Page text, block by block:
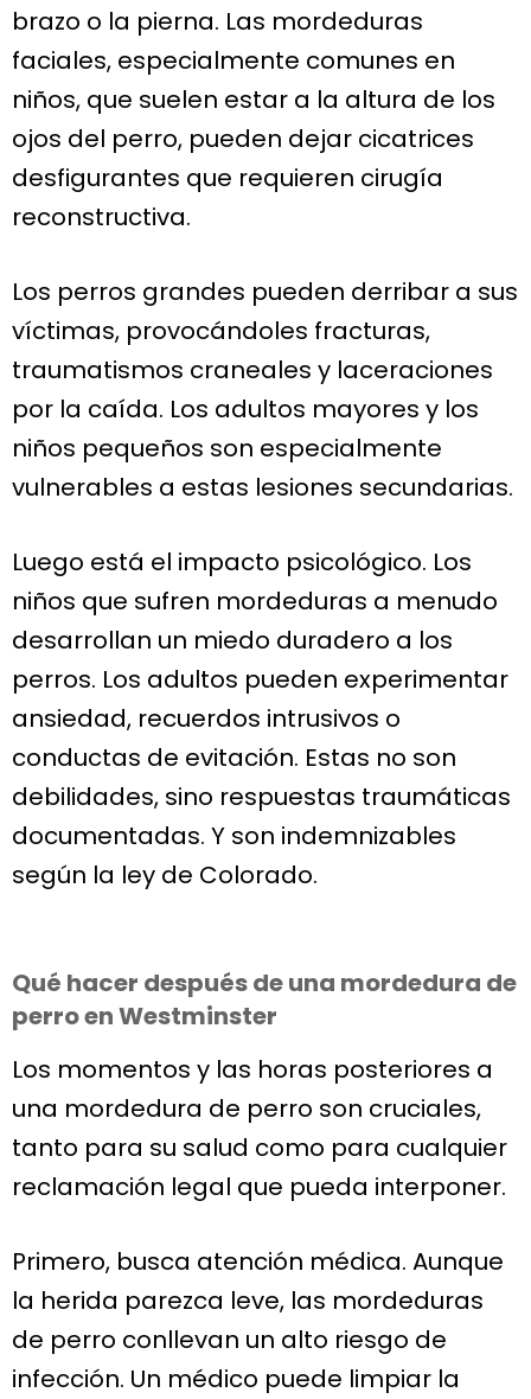
brazo o la pierna. Las mordeduras
faciales, especialmente comunes en
niños, que suelen estar a la altura de los
ojos del perro, pueden dejar cicatrices
desfigurantes que requieren cirugía
reconstructiva.
Los perros grandes pueden derribar a sus
víctimas, provocándoles fracturas,
traumatismos craneales y laceraciones
por la caída. Los adultos mayores y los
niños pequeños son especialmente
vulnerables a estas lesiones secundarias.
Luego está el impacto psicológico. Los
niños que sufren mordeduras a menudo
desarrollan un miedo duradero a los
perros. Los adultos pueden experimentar
ansiedad, recuerdos intrusivos o
conductas de evitación. Estas no son
debilidades, sino respuestas traumáticas
documentadas. Y son indemnizables
según la ley de Colorado.
Qué hacer después de una mordedura de
perro en Westminster
Los momentos y las horas posteriores a
una mordedura de perro son cruciales,
tanto para su salud como para cualquier
reclamación legal que pueda interponer.
Primero, busca atención médica. Aunque
la herida parezca leve, las mordeduras
de perro conllevan un alto riesgo de
infección. Un médico puede limpiar la